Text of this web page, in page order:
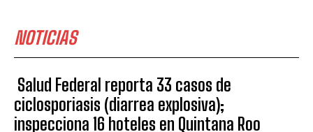
NOTICIAS
Salud Federal reporta 33 casos de
ciclosporiasis (diarrea explosiva);
inspecciona 16 hoteles en Quintana Roo